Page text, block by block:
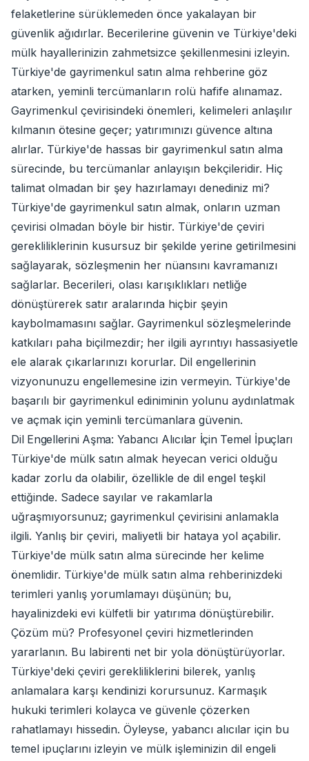
felaketlerine sürüklemeden önce yakalayan bir
güvenlik ağıdırlar. Becerilerine güvenin ve Türkiye'deki
mülk hayallerinizin zahmetsizce şekillenmesini izleyin.
Türkiye'de gayrimenkul satın alma rehberine göz
atarken, yeminli tercümanların rolü hafife alınamaz.
Gayrimenkul çevirisindeki önemleri, kelimeleri anlaşılır
kılmanın ötesine geçer; yatırımınızı güvence altına
alırlar. Türkiye'de hassas bir gayrimenkul satın alma
sürecinde, bu tercümanlar anlayışın bekçileridir. Hiç
talimat olmadan bir şey hazırlamayı denediniz mi?
Türkiye'de gayrimenkul satın almak, onların uzman
çevirisi olmadan böyle bir histir. Türkiye'de çeviri
gerekliliklerinin kusursuz bir şekilde yerine getirilmesini
sağlayarak, sözleşmenin her nüansını kavramanızı
sağlarlar. Becerileri, olası karışıklıkları netliğe
dönüştürerek satır aralarında hiçbir şeyin
kaybolmamasını sağlar. Gayrimenkul sözleşmelerinde
katkıları paha biçilmezdir; her ilgili ayrıntıyı hassasiyetle
ele alarak çıkarlarınızı korurlar. Dil engellerinin
vizyonunuzu engellemesine izin vermeyin. Türkiye'de
başarılı bir gayrimenkul ediniminin yolunu aydınlatmak
ve açmak için yeminli tercümanlara güvenin.
Dil Engellerini Aşma: Yabancı Alıcılar İçin Temel İpuçları
Türkiye'de mülk satın almak heyecan verici olduğu
kadar zorlu da olabilir, özellikle de dil engel teşkil
ettiğinde. Sadece sayılar ve rakamlarla
uğraşmıyorsunuz; gayrimenkul çevirisini anlamakla
ilgili. Yanlış bir çeviri, maliyetli bir hataya yol açabilir.
Türkiye'de mülk satın alma sürecinde her kelime
önemlidir. Türkiye'de mülk satın alma rehberinizdeki
terimleri yanlış yorumlamayı düşünün; bu,
hayalinizdeki evi külfetli bir yatırıma dönüştürebilir.
Çözüm mü? Profesyonel çeviri hizmetlerinden
yararlanın. Bu labirenti net bir yola dönüştürüyorlar.
Türkiye'deki çeviri gerekliliklerini bilerek, yanlış
anlamalara karşı kendinizi korursunuz. Karmaşık
hukuki terimleri kolayca ve güvenle çözerken
rahatlamayı hissedin. Öyleyse, yabancı alıcılar için bu
temel ipuçlarını izleyin ve mülk işleminizin dil engeli